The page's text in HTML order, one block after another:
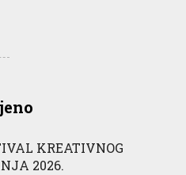
KREATIVNOG
2026.